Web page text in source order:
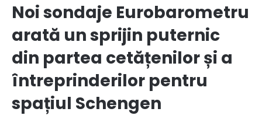
Noi sondaje Eurobarometru
arată un sprijin puternic
din partea cetățenilor și a
întreprinderilor pentru
spațiul Schengen